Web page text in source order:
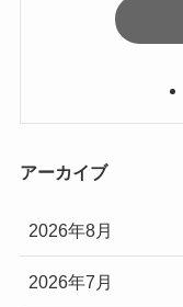
アーカイブ
2026年8月
2026年7月